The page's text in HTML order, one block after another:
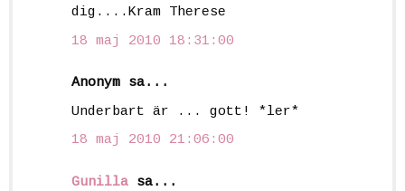
dig....Kram Therese
18 maj 2010 18:31:00
Anonym sa...
Underbart är ... gott! *ler*
18 maj 2010 21:06:00
Gunilla sa...